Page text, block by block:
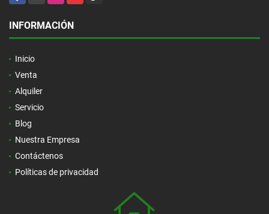
INFORMACIÓN
Inicio
Venta
Alquiler
Servicio
Blog
Nuestra Empresa
Contáctenos
Políticas de privacidad